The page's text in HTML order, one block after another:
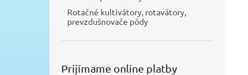
Rotačné kultivátory, rotavátory,
prevzdušnovače pôdy
Prijímame online platby